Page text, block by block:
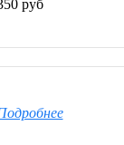
руб